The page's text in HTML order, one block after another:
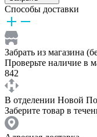
Способы доставки
Забрать из магазина
Проверьте наличие в
842
В отделении Новой
Заберите товар в